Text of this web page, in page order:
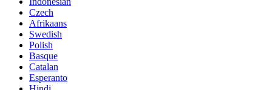
Czech
Afrikaans
Swedish
Polish
Basque
Catalan
Esperanto